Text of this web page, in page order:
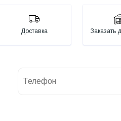
Доставка Заказать